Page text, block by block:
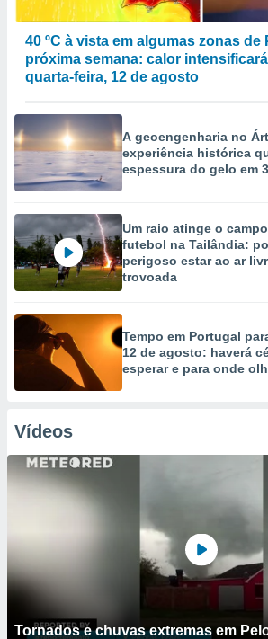
40 ºC à vista em algumas zonas de
próxima semana: calor
quarta-feira, 12 de agosto
A geoengenharia no
experiência histórica
espessura do gelo em
Um raio atinge o
futebol na Tailândia:
perigoso estar ao ar
trovoada
Tempo em Portugal
12 de agosto: haverá
esperar e para onde
Vídeos
Tornados e chuvas extremas em